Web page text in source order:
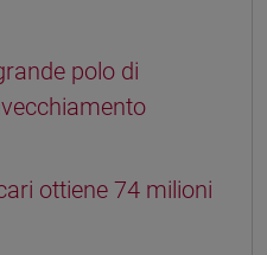
polo di
ottiene 74 milioni